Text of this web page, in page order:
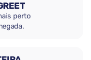
perto